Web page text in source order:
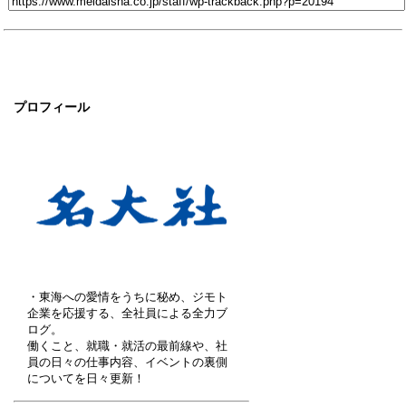
プロフィール
・東海への愛情をうちに秘め、ジモト
企業を応援する、全社員による全力ブ
ログ。
働くこと、就職・就活の最前線や、社
員の日々の仕事内容、イベントの裏側
についてを日々更新！